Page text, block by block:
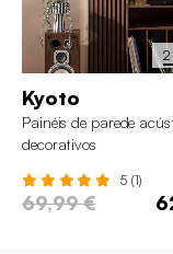
2
Kyoto
Painéis de parede
decorativos
5 (1)
69,99 €